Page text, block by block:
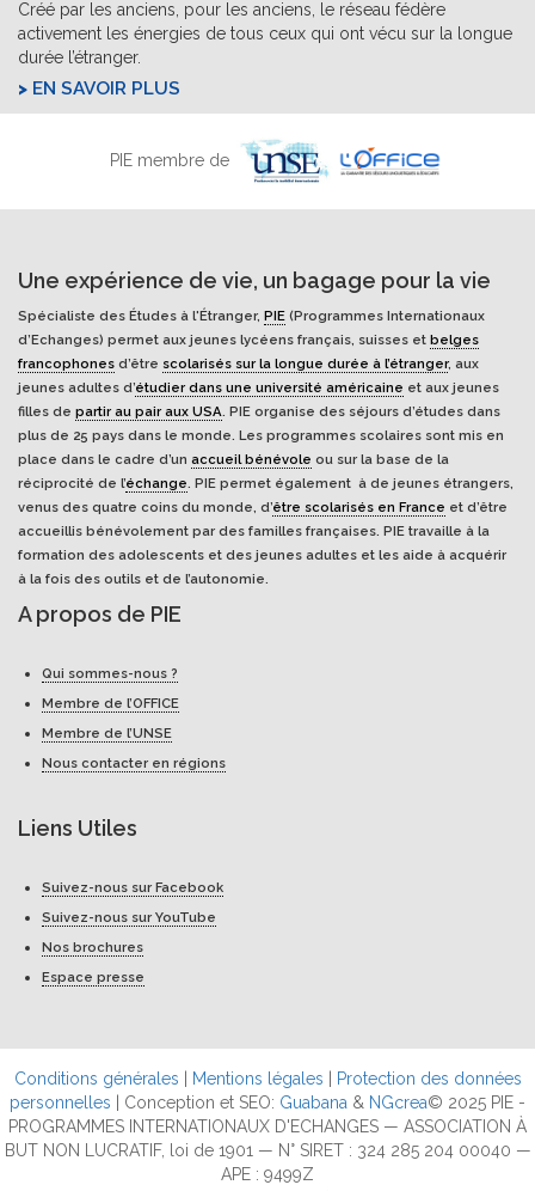
Créé par les anciens, pour les anciens, le réseau fédère
activement les énergies de tous ceux qui ont vécu sur la longue
durée l’étranger.
EN SAVOIR PLUS
PIE membre de
Une expérience de vie, un bagage pour la vie
Spécialiste des Études à l'Étranger, PIE (Programmes Internationaux
d’Echanges) permet aux jeunes lycéens français, suisses et belges
francophones d’être scolarisés sur la longue durée à l’étranger, aux
jeunes adultes d’étudier dans une université américaine et aux jeunes
filles de partir au pair aux USA. PIE organise des séjours d’études dans
plus de 25 pays dans le monde. Les programmes scolaires sont mis en
place dans le cadre d’un accueil bénévole ou sur la base de la
réciprocité de l’échange. PIE permet également à de jeunes étrangers,
venus des quatre coins du monde, d’être scolarisés en France et d’être
accueillis bénévolement par des familles françaises. PIE travaille à la
formation des adolescents et des jeunes adultes et les aide à acquérir
à la fois des outils et de l’autonomie.
A propos de PIE
Qui sommes-nous ?
Membre de l’OFFICE
Membre de l’UNSE
Nous contacter en régions
Liens Utiles
Suivez-nous sur Facebook
Suivez-nous sur YouTube
Nos brochures
Espace presse
Conditions générales Mentions légales
Protection des données
personnelles | Conception et SEO: Guabana & NGcrea© 2025 PIE -
PROGRAMMES INTERNATIONAUX D'ECHANGES — ASSOCIATION À
BUT NON LUCRATIF, loi de 1901 — N° SIRET : 324 285 204 00040 —
APE : 9499Z